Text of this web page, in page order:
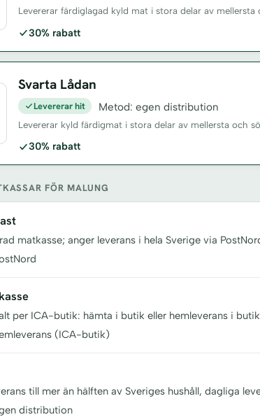
Levererar färdiglagad kyld mat i stora delar av mellersta
30% rabatt
Svarta Lådan
Levererar hit Metod: egen distribution
Levererar kyld färdigmat i stora delar av mellersta och
30% rabatt
FÖR MALUNG
matkasse; anger leverans i hela Sverige via
per ICA-butik: hämta i butik eller hemleverans i
(ICA-butik)
till mer än hälften av Sveriges hushåll, dagliga
distribution